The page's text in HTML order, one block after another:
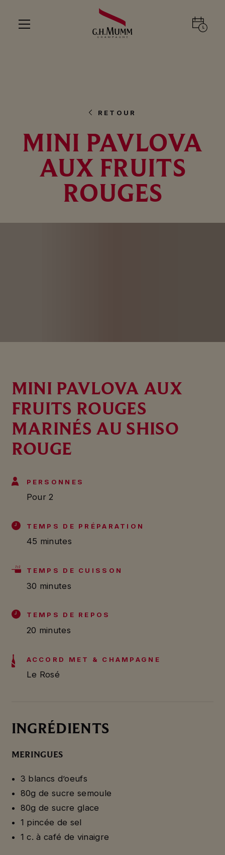
RETOUR
MINI PAVLOVA
AUX FRUITS
ROUGES
MINI PAVLOVA AUX
FRUITS ROUGES
MARINÉS AU SHISO
ROUGE
PERSONNES
Pour 2
TEMPS DE PRÉPARATION
45 minutes
TEMPS DE CUISSON
30 minutes
TEMPS DE REPOS
20 minutes
ACCORD MET & CHAMPAGNE
Le Rosé
INGRÉDIENTS
MERINGUES
3 blancs d’oeufs
80g de sucre semoule
80g de sucre glace
1 pincée de sel
1 c. à café de vinaigre